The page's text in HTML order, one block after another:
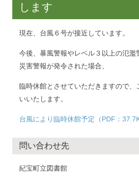
します
現在、台風６号が接近しています。
今後、暴風警報やレベル３以上の氾濫
災害警報が発令された場合、
臨時休館とさせていただきますので、
いいたします。
台風により臨時休館予定（PDF：
問い合わせ先
紀宝町立図書館